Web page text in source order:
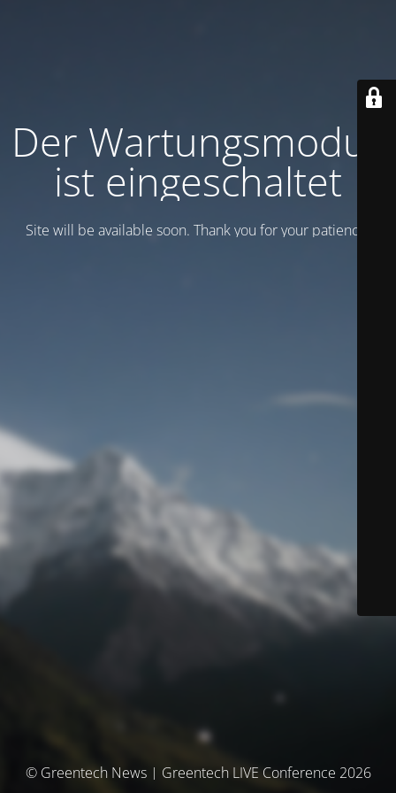
Der Wartungsmodus
ist eingeschaltet
Site will be available soon. Thank you for your patience!
© Greentech News | Greentech LIVE Conference 2026